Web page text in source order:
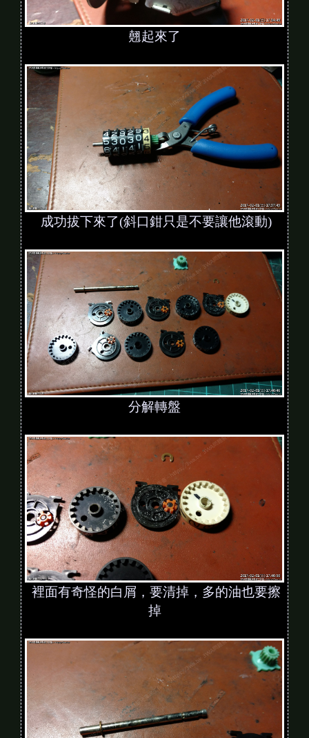
翹起來了
成功拔下來了(斜口鉗只是不要讓他滾動)
分解轉盤
裡面有奇怪的白屑，要清掉，多的油也要擦
掉